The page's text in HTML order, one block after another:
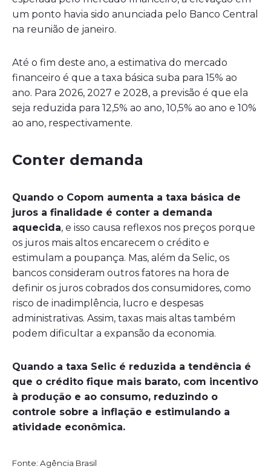
um ponto havia sido anunciada pelo Banco Central
na reunião de janeiro.
Até o fim deste ano, a estimativa do mercado
financeiro é que a taxa básica suba para 15% ao
ano. Para 2026, 2027 e 2028, a previsão é que ela
seja reduzida para 12,5% ao ano, 10,5% ao ano e 10%
ao ano, respectivamente.
Conter demanda
Quando o Copom aumenta a taxa básica de
juros a finalidade é conter a demanda
aquecida, e isso causa reflexos nos preços porque
os juros mais altos encarecem o crédito e
estimulam a poupança. Mas, além da Selic, os
bancos consideram outros fatores na hora de
definir os juros cobrados dos consumidores, como
risco de inadimplência, lucro e despesas
administrativas. Assim, taxas mais altas também
podem dificultar a expansão da economia.
Quando a taxa Selic é reduzida a tendência é
que o crédito fique mais barato, com incentivo
à produção e ao consumo, reduzindo o
controle sobre a inflação e estimulando a
atividade econômica.
Fonte: Agência Brasil